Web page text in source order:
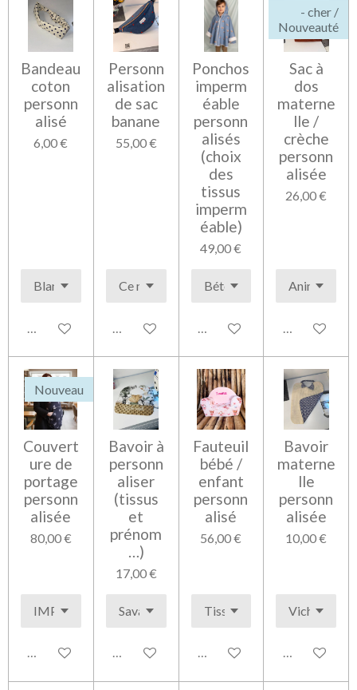
Bandeau
coton
personn
alisé
6,00 €
Voir les détails
Personn
alisation
de sac
banane
55,00 €
Voir les détails
Ponchos
imperm
éable
personn
alisés
(choix
des
tissus
imperm
éable)
49,00 €
Voir les détails
- cher /
Nouveauté
Sac à
dos
materne
lle /
crèche
personn
alisée
26,00 €
Voir les
Nouveau
Couvert
ure de
portage
personn
alisée
80,00 €
Voir les détails
Bavoir à
personn
aliser
(tissus
et
prénom
…)
17,00 €
Voir les détails
Fauteuil
bébé /
enfant
personn
alisé
56,00 €
Voir les détails
Bavoir
materne
lle
personn
alisée
10,00 €
Voir les